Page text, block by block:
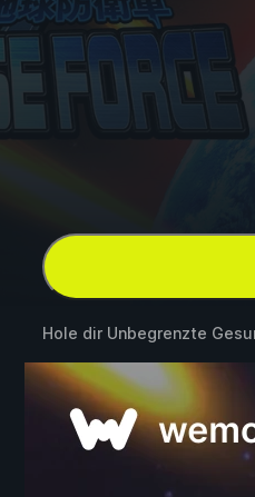
Hole dir Unbegrenzte